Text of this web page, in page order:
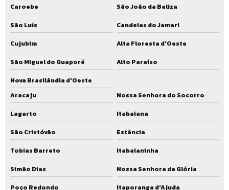
Caroebe
São João da Baliza
São Luís
Candeias do Jamari
Cujubim
Alta Floresta d'Oeste
São Miguel do Guaporé
Alto Paraíso
Nova Brasilândia d'Oeste
Aracaju
Nossa Senhora do Socorro
Lagarto
Itabaiana
São Cristóvão
Estância
Tobias Barreto
Itabaianinha
Simão Dias
Nossa Senhora da Glória
Poço Redondo
Itaporanga d'Ajuda